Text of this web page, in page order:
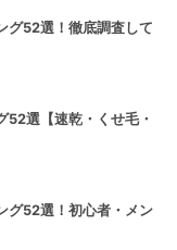
グ52選！徹底調査して
52選【速乾・くせ毛・
グ52選！初心者・メン